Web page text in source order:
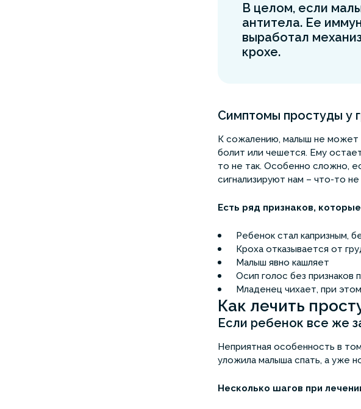
В целом, если
антитела. Ее
выработал
крохе.
Симптомы простуды у
К сожалению, малыш не может
болит или чешется. Ему
то не так. Особенно сложно,
сигнализируют нам – что-то
Есть ряд признаков,
Ребенок стал капризным,
Кроха отказывается от
Малыш явно кашляет
Осип голос без признаков
Младенец чихает, при
Как лечить
Если ребенок все же
Неприятная особенность в
уложила малыша спать, а уже
Несколько шагов при